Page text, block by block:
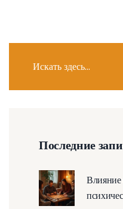
Последние
Влияние